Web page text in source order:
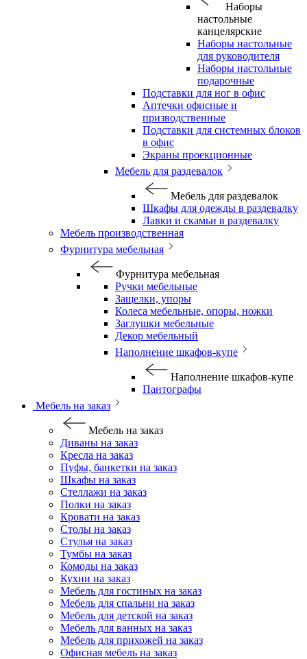
Наборы
настольные
канцелярские
Наборы настольные
для руководителя
Наборы настольные
подарочные
Подставки для ног в офис
Аптечки офисные и
призводственные
Подставки для системных блоков
в офис
Экраны проекционные
Мебель для раздевалок
Мебель для раздевалок
Шкафы для одежды в раздевалку
Лавки и скамьи в раздевалку
Мебель производственная
Фурнитура мебельная
Фурнитура мебельная
Ручки мебельные
Защелки, упоры
Колеса мебельные, опоры, ножки
Заглушки мебельные
Декор мебельный
Наполнение шкафов-купе
Наполнение шкафов-купе
Пантографы
Мебель на заказ
Мебель на заказ
Диваны на заказ
Кресла на заказ
Пуфы, банкетки на заказ
Шкафы на заказ
Стеллажи на заказ
Полки на заказ
Кровати на заказ
Столы на заказ
Стулья на заказ
Тумбы на заказ
Комоды на заказ
Кухни на заказ
Мебель для гостиных на заказ
Мебель для спальни на заказ
Мебель для детской на заказ
Мебель для ванных на заказ
Мебель для прихожей на заказ
Офисная мебель на заказ